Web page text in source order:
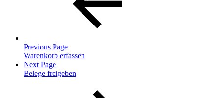
Previous Page
Warenkorb erfassen
Next Page
Belege freigeben